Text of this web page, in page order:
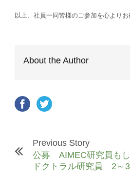
以上、社員一同皆様のご参加を心よりお
About the Author
Previous Story
公募 AIMEC研究員もし
ドクトラル研究員 2～